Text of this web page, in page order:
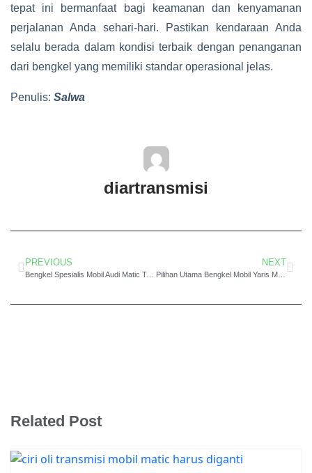
tepat ini bermanfaat bagi keamanan dan kenyamanan
perjalanan Anda sehari-hari. Pastikan kendaraan Anda
selalu berada dalam kondisi terbaik dengan penanganan
dari bengkel yang memiliki standar operasional jelas.
Penulis: Salwa
diartransmisi
PREVIOUS
Bengkel Spesialis Mobil Audi Matic Tangerang Andal
NEXT
Pilihan Utama Bengkel Mobil Yaris Matic Jakarta Berkualitas
Related Post